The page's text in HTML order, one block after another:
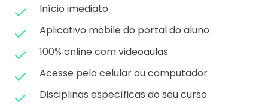
Início imediato
Aplicativo mobile do portal do aluno
100% online com videoaulas
Acesse pelo celular ou computador
Disciplinas específicas do seu curso